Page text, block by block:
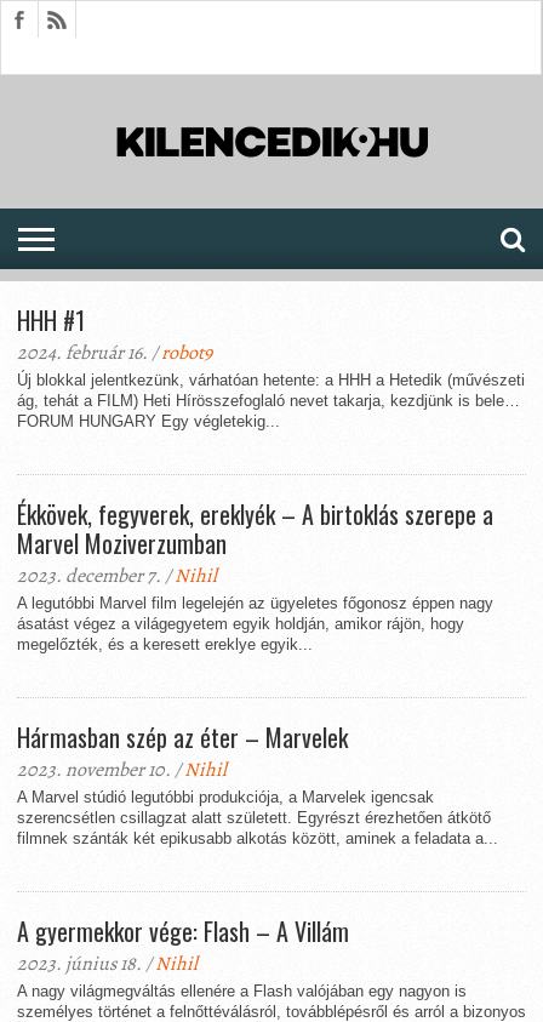
HHH #1
2024. február 16. /robot9
Új blokkal jelentkezünk, várhatóan hetente: a HHH a Hetedik (művészeti
ág, tehát a FILM) Heti Hírösszefoglaló nevet takarja, kezdjünk is bele…
FORUM HUNGARY Egy végletekig...
Ékkövek, fegyverek, ereklyék – A birtoklás szerepe a
Marvel Moziverzumban
2023. december 7. /Nihil
A legutóbbi Marvel film legelején az ügyeletes főgonosz éppen nagy
ásatást végez a világegyetem egyik holdján, amikor rájön, hogy
megelőzték, és a keresett ereklye egyik...
Hármasban szép az éter – Marvelek
2023. november 10. /Nihil
A Marvel stúdió legutóbbi produkciója, a Marvelek igencsak
szerencsétlen csillagzat alatt született. Egyrészt érezhetően átkötő
filmnek szánták két epikusabb alkotás között, aminek a feladata a...
A gyermekkor vége: Flash – A Villám
2023. június 18. /Nihil
A nagy világmegváltás ellenére a Flash valójában egy nagyon is
személyes történet a felnőttéválásról, továbblépésről és arról a bizonyos